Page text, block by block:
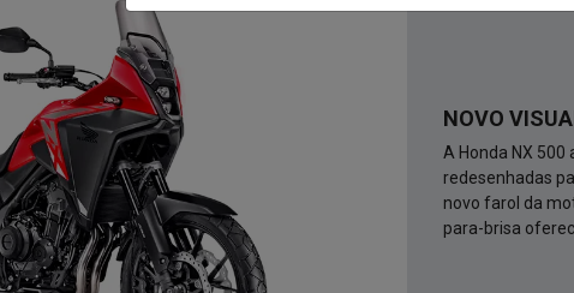
NOVO
A Honda NX
redesenhadas
novo farol da
para-brisa